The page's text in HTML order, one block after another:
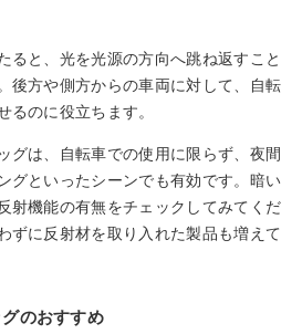
ると、光を光源の方向へ跳ね返すこと
後方や側方からの車両に対して、自転
るのに役立ちます。
グは、自転車での使用に限らず、夜間
グといったシーンでも有効です。暗い
射機能の有無をチェックしてみてくだ
ずに反射材を取り入れた製品も増えて
のおすすめ